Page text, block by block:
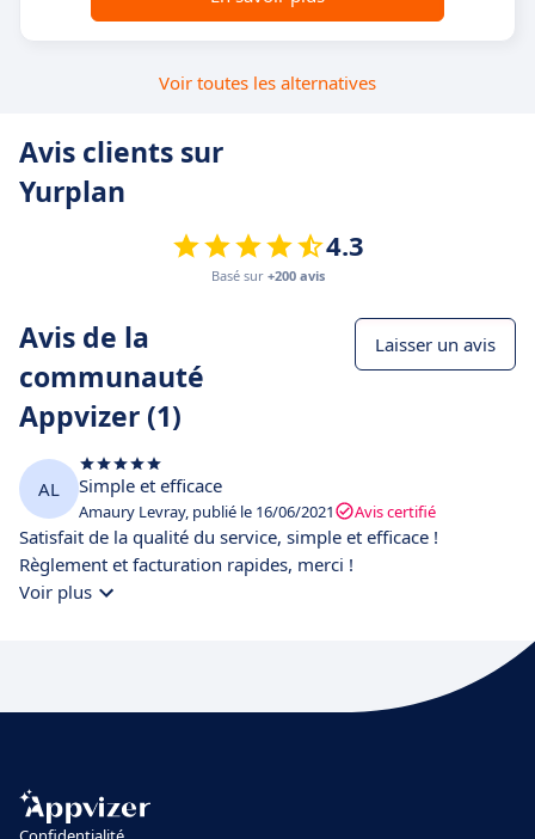
Voir toutes les alternatives
Avis clients sur
Yurplan
4.3
Basé sur +200 avis
Avis de la
communauté
Appvizer (1)
Laisser un avis
AL Simple et efficace
Amaury Levray, publié le 16/06/2021 Avis certifié
Satisfait de la qualité du service, simple et efficace !
Règlement et facturation rapides, merci !
Voir plus